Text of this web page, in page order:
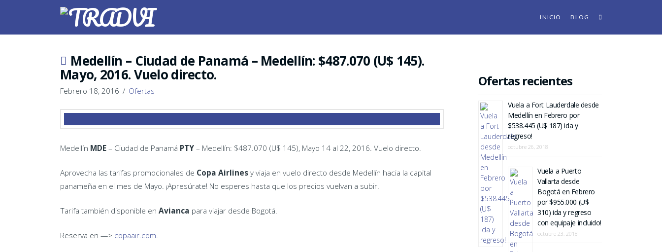
INICIO BLOG
Medellín – Ciudad de Panamá – Medellín: $487.070 (U$ 145).
Mayo, 2016. Vuelo directo.
Febrero 18, 2016 Ofertas
Medellín MDE– Ciudad de Panamá PTY– Medellín: $487.070 (U$ 145), Mayo 14 al 22, 2016. Vuelo directo.
Aprovecha las tarifas promocionales de Copa Airlinesy viaja en vuelo directo desde Medellín hacia la capital
panameña en el mes de Mayo. ¡Apresúrate! No esperes hasta que los precios vuelvan a subir.
Tarifa también disponible en Avianca para viajar desde Bogotá.
Reserva en —> copaair.com.
Ofertas recientes
Vuela a Fort Lauderdale desde
Medellín en Febrero por
$538.445 (U$ 187) ida y
regreso!
octubre 26, 2018
Vuela a Puerto
Vallarta desde
Bogotá en Febrero
por $955.000 (U$
310) ida y regreso
con equipaje incluido!
octubre 23, 2018